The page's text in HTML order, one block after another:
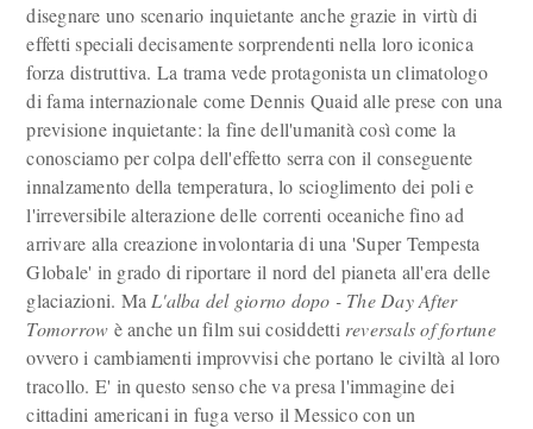
disegnare uno scenario inquietante anche grazie in virtù di
effetti speciali decisamente sorprendenti nella loro iconica
forza distruttiva. La trama vede protagonista un climatologo
di fama internazionale come Dennis Quaid alle prese con una
previsione inquietante: la fine dell'umanità così come la
conosciamo per colpa dell'effetto serra con il conseguente
innalzamento della temperatura, lo scioglimento dei poli e
l'irreversibile alterazione delle correnti oceaniche fino ad
arrivare alla creazione involontaria di una 'Super Tempesta
Globale' in grado di riportare il nord del pianeta all'era delle
glaciazioni. Ma L'alba del giorno dopo - The Day After
Tomorrow è anche un film sui cosiddetti reversals of fortune
ovvero i cambiamenti improvvisi che portano le civiltà al loro
tracollo. E' in questo senso che va presa l'immagine dei
cittadini americani in fuga verso il Messico con un